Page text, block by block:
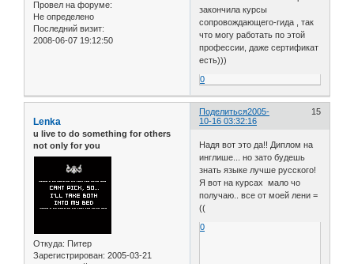
Провел на форуме:
Не определено
Последний визит:
2008-06-07 19:12:50
закончила курсы
сопровождающего-гида , так
что могу работать по этой
профессии, даже сертификат
есть)))
0
Поделиться 15
2005-
10-16 03:32:16
Lenka
u live to do something for others
not only for you
Откуда: Питер
Зарегистрирован: 2005-03-21
Надя вот это да!! Диплом на
инглише... но зато будешь
знать языке лучше русского!
Я вот на курсах мало чо
получаю.. все от моей лени =
((
0